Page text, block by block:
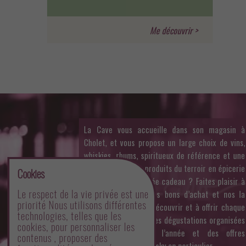
La Cave vous accueille dans son magasin à
Cholet, et vous propose un large choix de vins,
whiskies, rhums, spiritueux de référence et une
belle sélection de produits du terroir en épicerie
fine. Besoin d’une idée cadeau ? Faites plaisir à
vos proches avec nos bons d’achat et nos la
CaveBOX inédites à découvrir et à offrir chaque
mois. Profitez aussi des dégustations organisées
par Philippe toute l’année et des offres
Cookies
Le respect de la vie privée est une
priorité Nous utilisons différentes
technologies, telles que les
cookies, pour personnaliser les
contenus , proposer des